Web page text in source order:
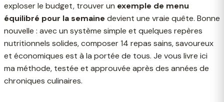
exploser le budget, trouver un exemple de menu
équilibré pour la semaine devient une vraie quête. Bonne
nouvelle : avec un système simple et quelques repères
nutritionnels solides, composer 14 repas sains, savoureux
et économiques est à la portée de tous. Je vous livre ici
ma méthode, testée et approuvée après des années de
chroniques culinaires.